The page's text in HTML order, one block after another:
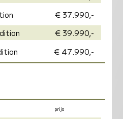
€ 37.990,-
€ 39.990,-
€ 47.990,-
prijs